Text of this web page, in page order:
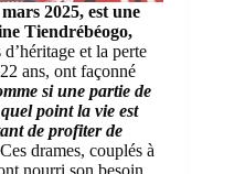
2025, est une
Tiendrébéogo,
et la perte
ans, ont façonné
si une partie de
point la vie est
de profiter de
drames, couplés à
nourri son besoin